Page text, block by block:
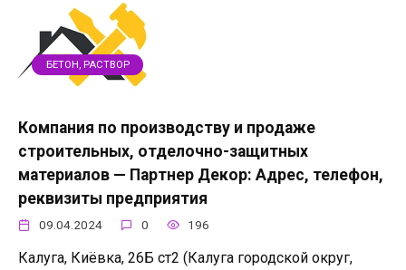
БЕТОН, РАСТВОР
Компания по производству и продаже
строительных, отделочно-защитных
материалов — Партнер Декор: Адрес, телефон,
реквизиты предприятия
09.04.2024 0 196
Калуга, Киёвка, 26Б ст2 (Калуга городской округ,